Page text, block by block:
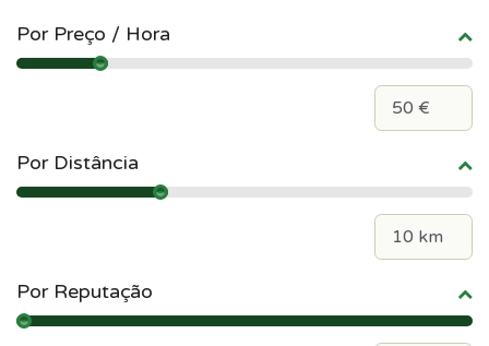
Por Preço / Hora
Por Distância
Por Reputação